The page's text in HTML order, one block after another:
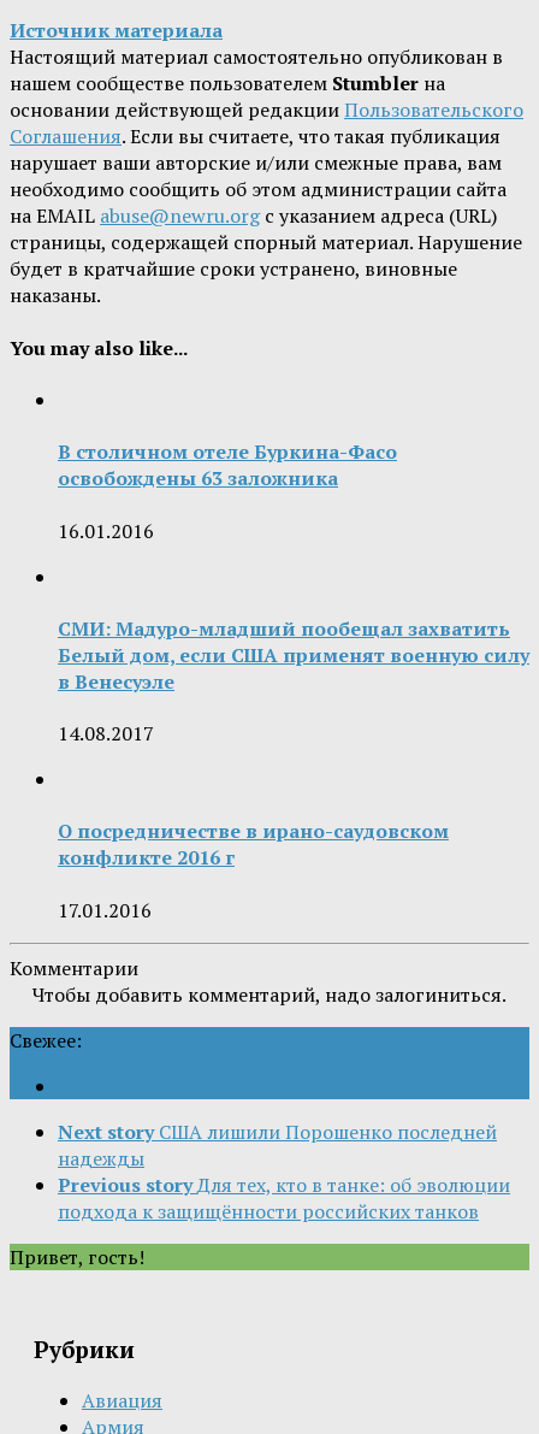
Источник материала
Настоящий материал самостоятельно опубликован в
нашем сообществе пользователем Stumbler на
основании действующей редакцииПользовательского
Соглашения. Если вы считаете, что такая публикация
нарушает ваши авторские и/или смежные права, вам
необходимо сообщить об этом администрации сайта
на EMAIL abuse@newru.orgс указанием адреса (URL)
страницы, содержащей спорный материал. Нарушение
будет в кратчайшие сроки устранено, виновные
наказаны.
You may also like...
В столичном отеле Буркина-Фасо
освобождены 63 заложника
16.01.2016
СМИ: Мадуро-младший пообещал захватить
Белый дом, если США применят военную силу
в Венесуэле
14.08.2017
О посредничестве в ирано-саудовском
конфликте 2016 г
17.01.2016
Комментарии
Чтобы добавить комментарий, надо залогиниться.
Свежее:
Next story США лишили Порошенко последней
надежды
Previous storyДля тех, кто в танке: об эволюции
подхода к защищённости российских танков
Привет, гость!
Рубрики
Авиация
Армия